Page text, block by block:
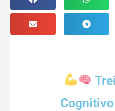
Cognitivo